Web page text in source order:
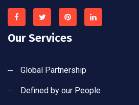
Our Services
Global Partnership
Defined by our People